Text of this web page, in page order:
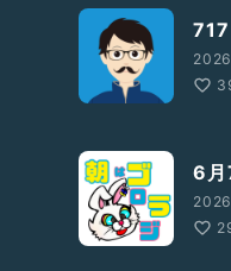
717
6月